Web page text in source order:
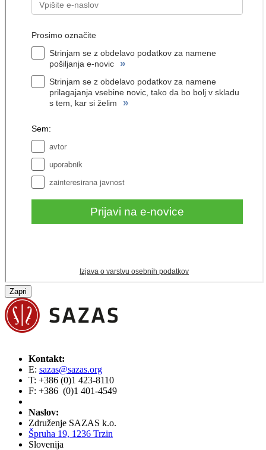
Zapri
Kontakt:
E: sazas@sazas.org
T: +386 (0)1 423-8110
F: +386 (0)1 401-4549
Naslov:
Združenje SAZAS k.o.
Špruha 19, 1236 Trzin
Slovenija